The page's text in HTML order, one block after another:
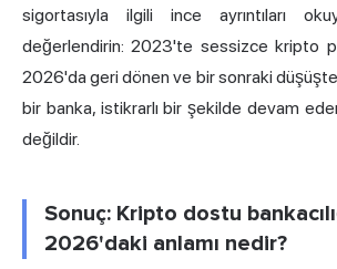
sigortasıyla ilgili ince ayrıntıları
değerlendirin: 2023'te sessizce kripto
2026'da geri dönen ve bir sonraki
bir banka, istikrarlı bir şekilde devam
değildir.
Sonuç: Kripto dostu
2026'daki anlamı nedir?